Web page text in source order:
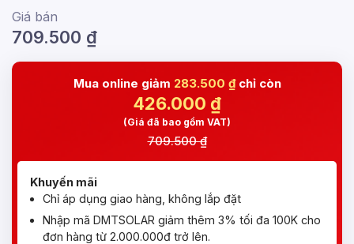
Giá bán
709.500 ₫
Mua online giảm 283.500 ₫chỉ còn
426.000 ₫
(Giá đã bao gồm VAT)
709.500 ₫
Khuyến mãi
Chỉ áp dụng giao hàng, không lắp đặt
Nhập mã DMTSOLAR giảm thêm 3% tối đa 100K cho
đơn hàng từ 2.000.000đ trở lên.